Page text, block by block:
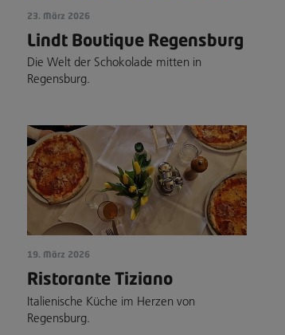
23. März 2026
Lindt Boutique Regensburg
Die Welt der Schokolade mitten in
Regensburg.
19. März 2026
Ristorante Tiziano
Italienische Küche im Herzen von
Regensburg.